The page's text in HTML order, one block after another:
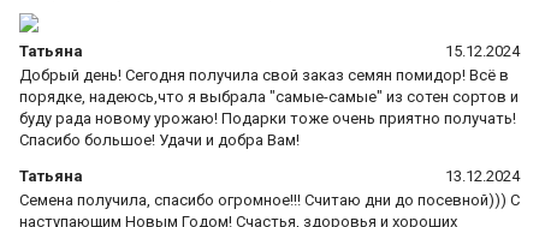
Татьяна
15.12.2024
Добрый день! Сегодня получила свой заказ семян помидор! Всё в
порядке, надеюсь,что я выбрала "самые-самые" из сотен сортов и
буду рада новому урожаю! Подарки тоже очень приятно получать!
Спасибо большое! Удачи и добра Вам!
Татьяна
13.12.2024
Семена получила, спасибо огромное!!! Считаю дни до посевной))) С
наступающим Новым Годом! Счастья, здоровья и хороших